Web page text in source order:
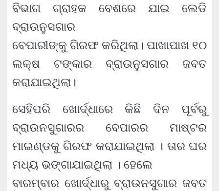
ବିଭାଗ ଗ୍ରାହକ ବେଶରେ ଯାଇ ଲେଡି
ବ୍ରାଉନୁସଗାର
ବେପାରୀଙ୍କୁ ଗିରଫ କରିଥିଲା। ପାଖାପାଖ ୧୦
ଲକ୍ଷ ଟଙ୍କାର ବ୍ରାଉନୁସଗାର ଜବତ
କରାଯାଇଥିଲା।
ସେହିପରି ଖୋର୍ଦ୍ଧାରେ କିଛି ଦିନ ପୂର୍ବରୁ
ବ୍ରାଉନସୁଗାରର ବେପାରର ମାଷ୍ଟର
ମାଇଣ୍ଡକୁ ଗିରଫ କରାଯାଇଥିଲା । ତାର ଘର
ମଧ୍ୟ ଭଙ୍ଗାଯାଇଥିଲା । ହେଲେ
ବାରମ୍ବାର ଖୋର୍ଦ୍ଧାରୁ ବ୍ରାଉନସୁଗାର ଜବତ